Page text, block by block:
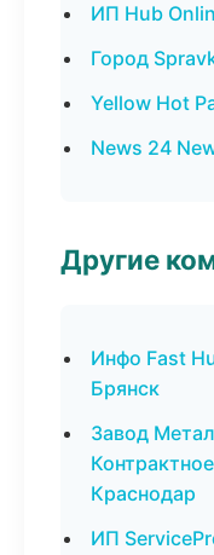
ИП Hub
Город
Yellow Hot
News 24
Другие
Инфо Fast
Брянск
Завод
Краснодар
ИП